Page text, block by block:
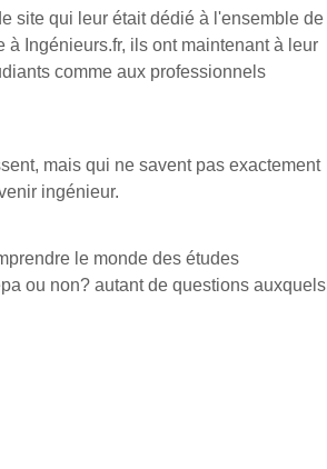
site qui leur était dédié à l'ensemble de
à Ingénieurs.fr, ils ont maintenant à leur
comme aux professionnels
mais qui ne savent pas exactement
ingénieur.
le monde des études
ou non? autant de questions auxquels